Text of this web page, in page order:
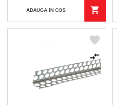
ADAUGA IN COS